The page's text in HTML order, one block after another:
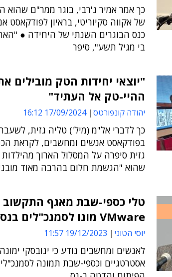
של אקווה סקיוריטי, בראיון
כנס הבוגרים השנתי של היחידה ●
בי מגיל תשע", סיפר
"יוצאי יחידות הטק מובילים
ההיי-טק אל העתיד"
יהודה קונפורטס 17/09/2024 16:12
כך לדברי אל"מ (מיל') טליה גזית,
בפודקאסט אנשים ומחשבים, לקראת
גזית סיפרה על המסלול הארוך
שהוא "הגשמת חלום בהרבה מאוד
טלי כספי-שבת מאגף התקשוב
VMware מונו לסמנכ"לים בנס
יוסי הטוני 19/12/2023 11:57
לאנשים ומחשבים נודע כי ינובסקי
אסטרטגיים וכספי-שבת תמונה